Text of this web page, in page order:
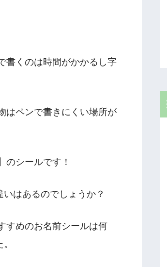
書くのは時間がかかるし字
はペンで書きにくい場所が
のシールです！
はあるのでしょうか？
すめのお名前シールは何